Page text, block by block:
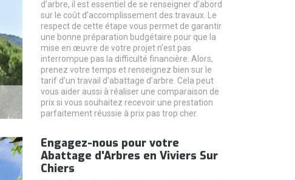
d’arbre, il est essentiel de se renseigner d’abord
sur le coût d’accomplissement des travaux. Le
respect de cette étape vous permet de garantir
une bonne préparation budgétaire pour que la
mise en œuvre de votre projet n’est pas
interrompue pas la difficulté financière. Alors,
prenez votre temps et renseignez bien sur le
tarif d’un travail d’abattage d’arbre. Cela peut
vous aider aussi à réaliser une comparaison de
prix si vous souhaitez recevoir une prestation
parfaitement réussie à prix pas trop cher.
Engagez-nous pour votre
Abattage d'Arbres en Viviers Sur
Chiers